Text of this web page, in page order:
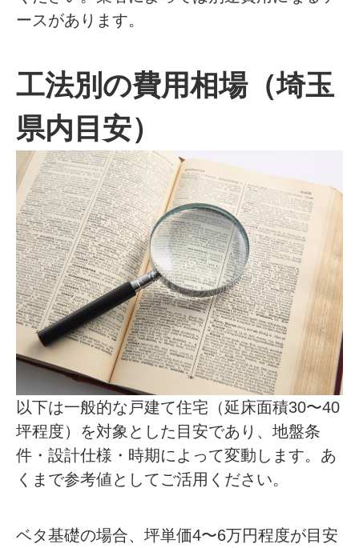
ースがあります。
工法別の費用相場（埼玉
県内目安）
以下は一般的な戸建て住宅（延床面積30〜40
坪程度）を対象とした目安であり、地盤条
件・設計仕様・時期によって変動します。あ
くまで参考値としてご活用ください。
ベタ基礎の場合、坪単価4〜6万円程度が目安